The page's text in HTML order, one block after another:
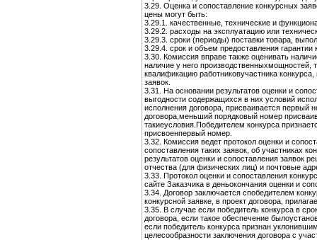
3.29. Оценка и сопоставление конкурсных
цены могут быть:
3.29.1. качественные, технические и
3.29.2. расходы на эксплуатацию или
3.29.3. сроки (периоды) поставки товара,
3.29.4. срок и объем предоставления гарантии
3.30. Комиссия вправе также оценивать
наличие у него производственныхмощностей,
квалификацию работниковучастника
заявок.
3.31. На основании результатов оценки и
выгодности содержащихся в них условий
исполнения договора, присваивается первый
договора,меньший порядковый номер
такиеусловия.Победителем конкурса
присвоенпервый номер.
3.32. Комиссия ведет протокол оценки и
сопоставления таких заявок, об участниках
результатов оценки и сопоставления заявок
отчества (для физических лиц) и почтовые
3.33. Протокол оценки и сопоставления
сайте Заказчика в деньокончания оценки и
3.34. Договор заключается спобедителем
конкурсной заявке, в проект договора,
3.35. В случае если победитель конкурса в
договора, если такое обеспечение
если победитель конкурса признан
целесообразности заключения договора с